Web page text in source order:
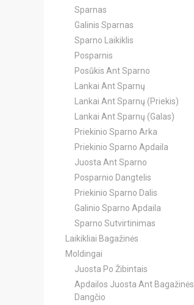
Sparnas
Galinis Sparnas
Sparno Laikiklis
Posparnis
Posūkis Ant Sparno
Lankai Ant Sparnų
Lankai Ant Sparnų (Priekis)
Lankai Ant Sparnų (Galas)
Priekinio Sparno Arka
Priekinio Sparno Apdaila
Juosta Ant Sparno
Posparnio Dangtelis
Priekinio Sparno Dalis
Galinio Sparno Apdaila
Sparno Sutvirtinimas
Laikikliai Bagažinės
Moldingai
Juosta Po Žibintais
Apdailos Juosta Ant Bagažinės
Dangčio